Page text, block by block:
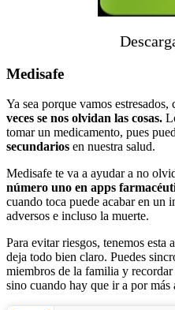
Medisafe
Ya sea porque vamos
veces se nos olvidan las cosas.
tomar un medicamento, pues
secundarios en nuestra salud.
Medisafe te va a ayudar a no
número uno en apps
cuando toca puede acabar en un
adversos e incluso la muerte.
Para evitar riesgos, tenemos esta
deja todo bien claro. Puedes
miembros de la familia y
sino cuando hay que ir a por más